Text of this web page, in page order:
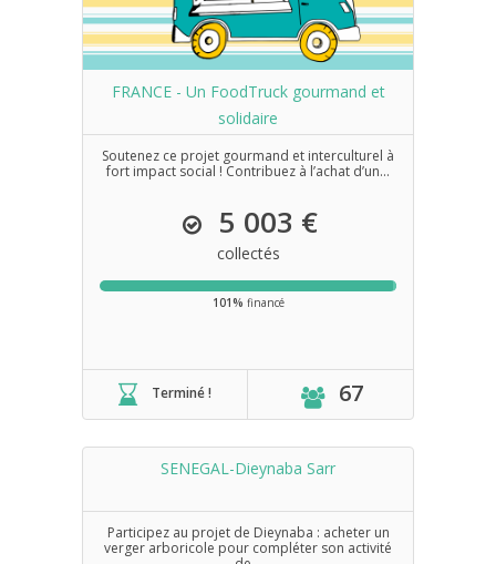
FRANCE - Un FoodTruck gourmand et
solidaire
Soutenez ce projet gourmand et interculturel à
fort impact social ! Contribuez à l’achat d’un...
5 003 €
collectés
101% financé
Terminé ! 67
SENEGAL-Dieynaba Sarr
Participez au projet de Dieynaba : acheter un
verger arboricole pour compléter son activité